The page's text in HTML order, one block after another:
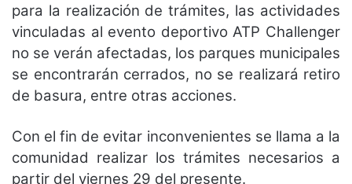
para la realización de trámites, las actividades
vinculadas al evento deportivo ATP Challenger
no se verán afectadas, los parques municipales
se encontrarán cerrados, no se realizará retiro
de basura, entre otras acciones.
Con el fin de evitar inconvenientes se llama a la
comunidad realizar los trámites necesarios a
partir del viernes 29 del presente.